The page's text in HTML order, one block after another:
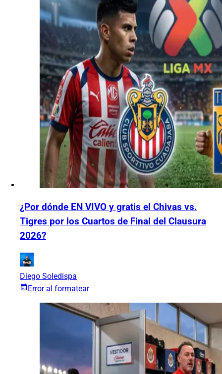
¿Por dónde EN VIVO y gratis el Chivas vs.
Tigres por los Cuartos de Final del Clausura
2026?
Diego Soledispa
Error al formatear